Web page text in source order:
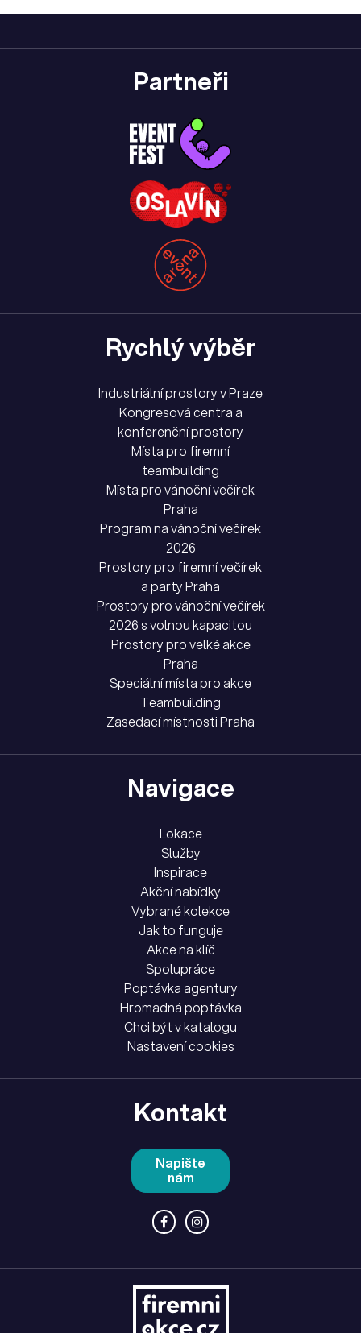
Partneři
Rychlý výběr
Industriální prostory v Praze
Kongresová centra a
konferenční prostory
Místa pro firemní
teambuilding
Místa pro vánoční večírek
Praha
Program na vánoční večírek
2026
Prostory pro firemní večírek
a party Praha
Prostory pro vánoční večírek
2026 s volnou kapacitou
Prostory pro velké akce
Praha
Speciální místa pro akce
Teambuilding
Zasedací místnosti Praha
Navigace
Lokace
Služby
Inspirace
Akční nabídky
Vybrané kolekce
Jak to funguje
Akce na klíč
Spolupráce
Poptávka agentury
Hromadná poptávka
Chci být v katalogu
Nastavení cookies
Kontakt
Napište
nám